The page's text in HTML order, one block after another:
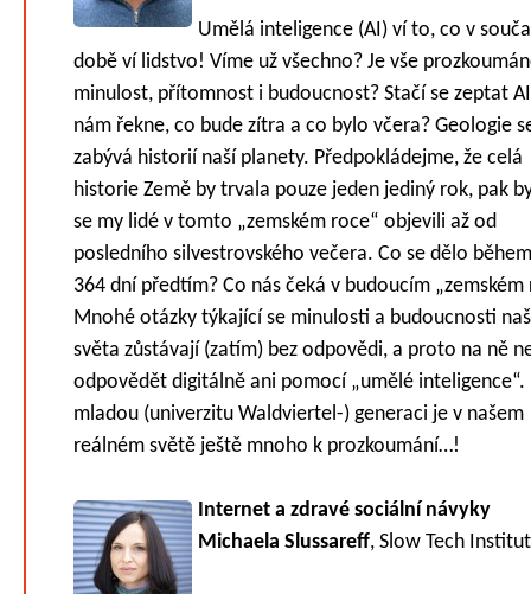
Umělá inteligence (AI) ví to, co v
době ví lidstvo! Víme už všechno? Je vše
minulost, přítomnost i budoucnost? Stačí se zeptat
nám řekne, co bude zítra a co bylo včera? Geologie
zabývá historií naší planety. Předpokládejme, že celá
historie Země by trvala pouze jeden jediný rok, pak
se my lidé v tomto „zemském roce“ objevili až od
posledního silvestrovského večera. Co se dělo
364 dní předtím? Co nás čeká v budoucím „zemském
Mnohé otázky týkající se minulosti a budoucnosti
světa zůstávají (zatím) bez odpovědi, a proto na ně
odpovědět digitálně ani pomocí „umělé inteligence“.
mladou (univerzitu Waldviertel-) generaci je v našem
reálném světě ještě mnoho k prozkoumání…!
Internet a zdravé sociální návyky
Michaela Slussareff, Slow Tech